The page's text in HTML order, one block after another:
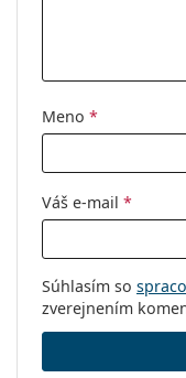
Meno *
Váš e-mail *
Súhlasím so
zverejnením